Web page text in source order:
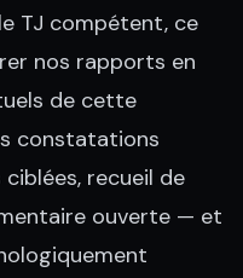
TJ compétent, ce
nos rapports en
de cette
constatations
recueil de
ouverte — et